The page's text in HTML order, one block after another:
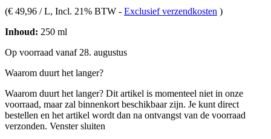
(€ 49,96 / L, Incl. 21% BTW - Exclusief verzendkosten )
Inhoud: 250 ml
Op voorraad vanaf 28. augustus
Waarom duurt het langer?
Waarom duurt het langer? Dit artikel is momenteel niet in onze
voorraad, maar zal binnenkort beschikbaar zijn. Je kunt direct
bestellen en het artikel wordt dan na ontvangst van de voorraad
verzonden. Venster sluiten